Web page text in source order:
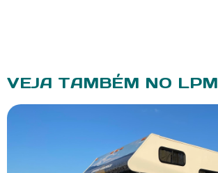
VEJA TAMBÉM NO LPM